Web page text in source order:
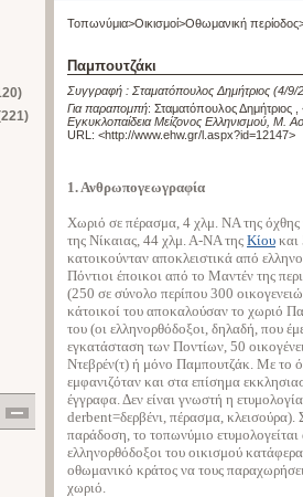
Τοπωνύμια>Οικισμοί>Οθωμανική
Παμπουτζάκι
Συγγραφή : Σταματόπουλος Δημήτριος (4/9/
Για παραπομπή: Σταματόπουλος Δημήτριος
Εγκυκλοπαίδεια Μείζονος Ελληνισμού, Μ.
URL: <http://www.ehw.gr/l.aspx?id=12147>
1. Ανθρωπογεωγραφία
Χωριό σε πέρασμα, 4 χλμ. ΝΑ της όχθης
της Νίκαιας, 44 χλμ. Α-ΝΑ της Κίου και
κατοικούνταν αποκλειστικά από
Πόντιοι έποικοι από το Μαντέν της
(250 σε σύνολο περίπου 300
κάτοικοί του αποκαλούσαν το χωριό
του (οι ελληνορθόδοξοι, δηλαδή, που
εγκατάσταση των Ποντίων, 50
Ντεβρέν(τ) ή μόνο Παμπουτζάκ. Με το
εμφανιζόταν και στα επίσημα
έγγραφα. Δεν είναι γνωστή η
derbent=δερβένι, πέρασμα,
παράδοση, το τοπωνύμιο
ελληνορθόδοξοι του οικισμού
οθωμανικό κράτος να τους
χωριό.